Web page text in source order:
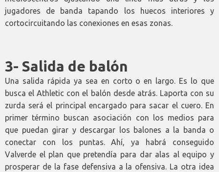
jugadores de banda tapando los huecos interiores y
cortocircuitando las conexiones en esas zonas.
3- Salida de balón
Una salida rápida ya sea en corto o en largo. Es lo que
busca el Athletic con el balón desde atrás. Laporta con su
zurda será el principal encargado para sacar el cuero. En
primer término buscan asociación con los medios para
que puedan girar y descargar los balones a la banda o
conectar con los puntas. Ahí, ya habrá conseguido
Valverde el plan que pretendía para dar alas al equipo y
prosperar de la fase defensiva a la ofensiva. La otra idea